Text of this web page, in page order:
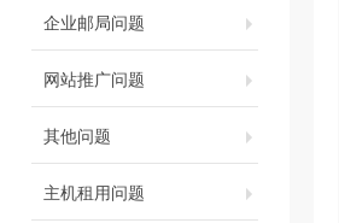
企业邮局问题
网站推广问题
其他问题
主机租用问题